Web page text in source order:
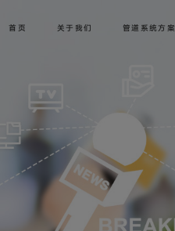
首页 关于我们 管道系统方案